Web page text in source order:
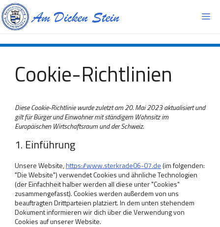
Zum
Inhalt
springen
Cookie-Richtlinien
Diese Cookie-Richtlinie wurde zuletzt am 20. Mai 2023 aktualisiert und
gilt für Bürger und Einwohner mit ständigem Wohnsitz im
Europäischen Wirtschaftsraum und der Schweiz.
1. Einführung
Unsere Website,https://www.sterkrade06-07.de (im folgenden:
"Die Website") verwendet Cookies und ähnliche Technologien
(der Einfachheit halber werden all diese unter "Cookies"
zusammengefasst). Cookies werden außerdem von uns
beauftragten Drittparteien platziert. In dem unten stehendem
Dokument informieren wir dich über die Verwendung von
Cookies auf unserer Website.